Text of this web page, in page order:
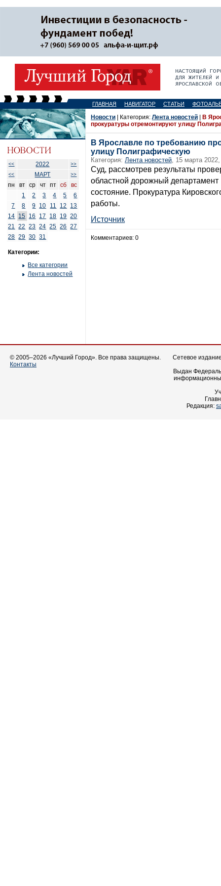
ГЛАВНАЯ НАВИГАТОР СТАТЬИ
<< 2022
>>
<<
МАРТ >>
пн вт ср чт пт сб
вс
1
2 3 4 5
6
7
8 9 10 11 12
13
14 15 16 17 18 19 20
21
22 23 24 25 26
27
28 29 30 31
Категории:
Все категории
Лента новостей
Новости | Категория: Лента новостей
В
прокуратуры отремонтируют улицу
В Ярославле по требованию
улицу Полиграфическую
Категория: Лента новостей, 15 марта
Суд, рассмотрев результаты
областной дорожный
состояние. Прокуратура
работы.
Источник
Комментариев: 0
© 2005–2026 «Лучший Город». Все права защищены.
Контакты
Сетевое
Выдан
Редакция: